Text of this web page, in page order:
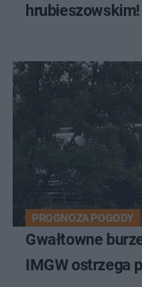
PROGNOZA POGODY
Gwałtowne
IMGW ostrzega